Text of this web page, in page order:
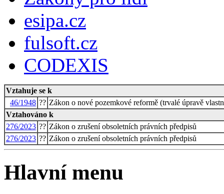
esipa.cz
fulsoft.cz
CODEXIS
Vztahuje se k
46/1948 ?? Zákon o nové pozemkové reformě (trvalé úpravě
Vztahováno k
276/2023 ?? Zákon o zrušení obsoletních právních předpisů
276/2023 ?? Zákon o zrušení obsoletních právních předpisů
Hlavní menu